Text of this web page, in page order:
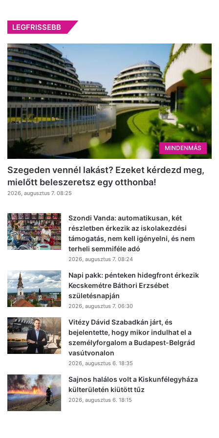
LEGFRISSEBB
MINDENMÁS
Szegeden vennél lakást? Ezeket kérdezd meg,
mielőtt beleszeretsz egy otthonba!
2026, augusztus 7. 08:25
Szondi Vanda: automatikusan, két
részletben érkezik az iskolakezdési
támogatás, nem kell igényelni, és nem
terheli semmiféle adó
2026, augusztus 7. 08:24
Napi pakk: pénteken hidegfront érkezik
Kecskemétre Báthori Erzsébet
születésnapján
2026, augusztus 7. 06:30
Vitézy Dávid Szabadkán járt, és
bejelentette, hogy mikor indulhat el a
személyforgalom a Budapest-Belgrád
vasútvonalon
2026, augusztus 6. 18:35
Sajnos halálos volt a Kiskunfélegyháza
külterületén kiütött tűz
2026, augusztus 6. 18:15